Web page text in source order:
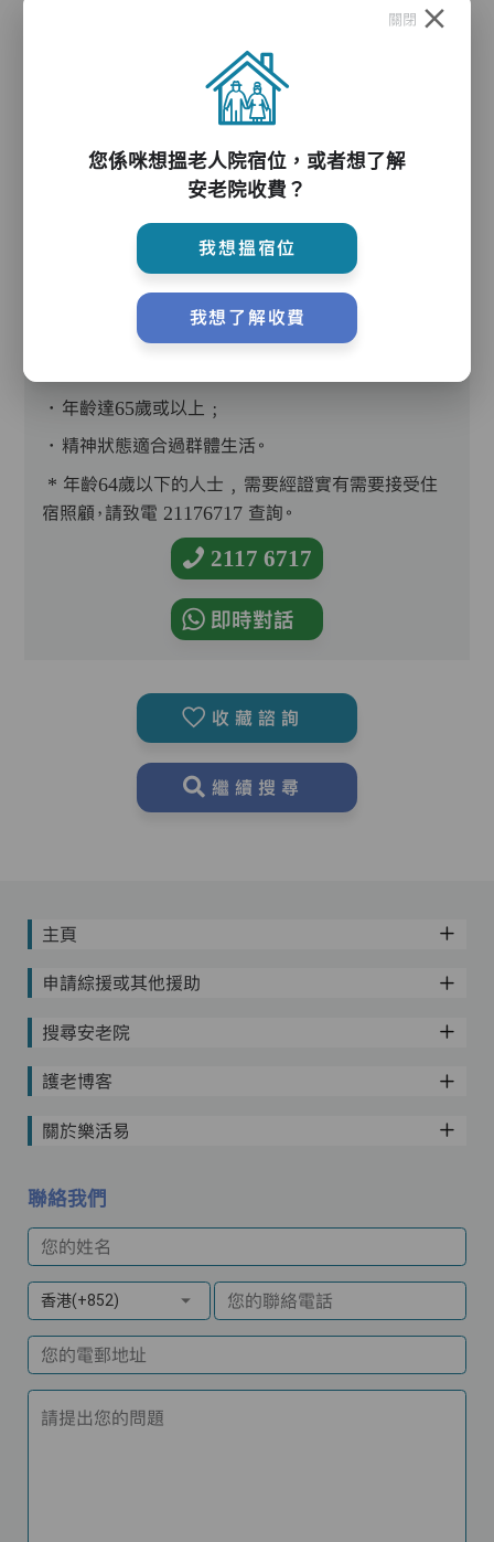
護理評估、執藥、核派藥、量度生命表徵、協助沐
入住條件
．年齡達65歲或以上﹔
．精神狀態適合過群體生活。
* 年齡64歲以下的人士﹐需要經證實有需要接受住
宿照顧，請致電 21176717 查詢。
2117 6717
即時對話
收藏諮詢
繼續搜尋
主頁
申請綜援或其他援助
搜尋安老院
護老博客
關於樂活易
聯絡我們
您的姓名
香港(+852) 您的聯絡電話
您的電郵地址
請提出您的問題
關閉
您係咪想搵老人院宿位，或者想了解
安老院收費？
我想搵宿位
我想了解收費